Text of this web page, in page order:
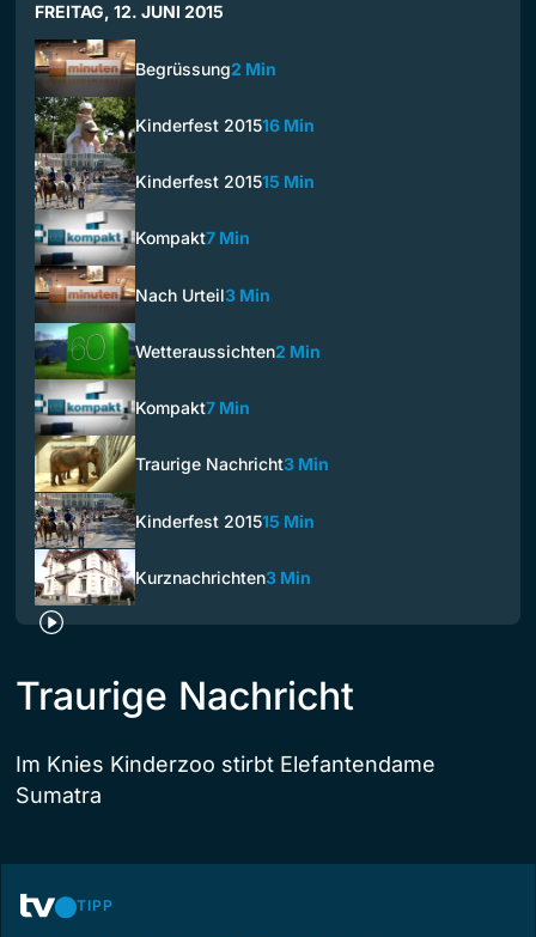
FREITAG, 12. JUNI 2015
Begrüssung2 Min
Kinderfest 201516 Min
Kinderfest 201515 Min
Kompakt7 Min
Nach Urteil3 Min
Wetteraussichten2 Min
Kompakt7 Min
Traurige Nachricht3 Min
Kinderfest 201515 Min
Kurznachrichten3 Min
Traurige Nachricht
Im Knies Kinderzoo stirbt Elefantendame
Sumatra
TIPP